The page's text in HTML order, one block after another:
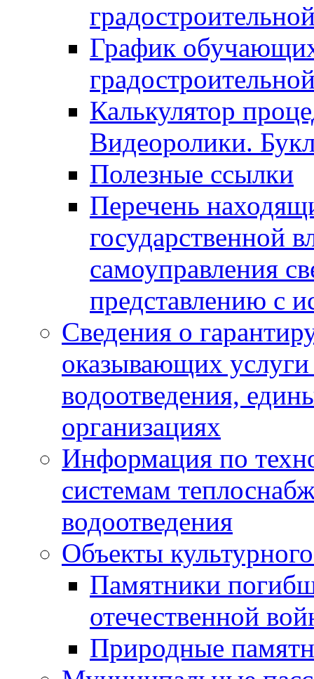
График
Калькулятор
Видеоролики.
Полезные ссылки
Перечень
государственной
самоуправления
представлению с
Сведения о
оказывающих
водоотведения,
организациях
Информация по
системам
водоотведения
Объекты
Памятники
отечественной
Природные